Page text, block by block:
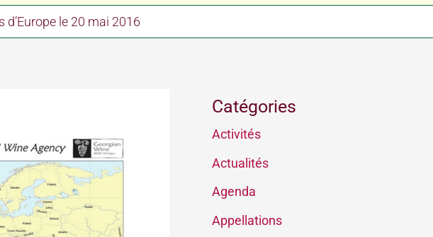
d’Europe le 20 mai 2016
Catégories
Activités
Actualités
Agenda
Appellations